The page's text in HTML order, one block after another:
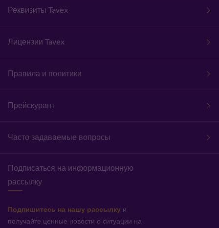
Реквизиты Tavex
Лицензии Tavex
Правила и политики
Прейскурант
Часто задаваемые вопросы
Подписаться на информационную
рассылку
Подпишитесь на нашу рассылку и
получайте ценные новости о ситуации на